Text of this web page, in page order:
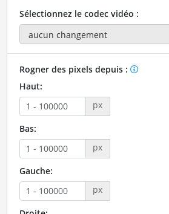
Sélectionnez le codec vidéo :
Rogner des pixels depuis :
Haut:
px
Bas:
px
Gauche:
px